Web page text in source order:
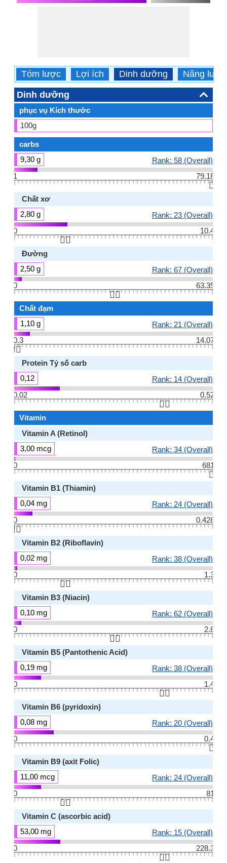
Tóm lược Lợi ích Dinh dưỡng Năng
Dinh dưỡng
phục vụ Kích thước
100g
carbs
9,30 g
Rank: 58 (Overall)
1
79.18
👆🏻
Chất xơ
2,80 g
Rank: 23 (Overall)
0
10.4
👆🏻
Đường
2,50 g
Rank: 67 (Overall)
0
63.35
👆🏻
Chất đạm
1,10 g
Rank: 21 (Overall)
0.3
14.07
👆🏻
Protein Tỷ số carb
0,12
Rank: 14 (Overall)
0.02
0.52
👆🏻
Vitamin
Vitamin A (Retinol)
3,00 mcg
Rank: 34 (Overall)
0
681
👆🏻
Vitamin B1 (Thiamin)
0,04 mg
Rank: 24 (Overall)
0
0.428
👆🏻
Vitamin B2 (Riboflavin)
0,02 mg
Rank: 38 (Overall)
0
1.3
👆🏻
Vitamin B3 (Niacin)
0,10 mg
Rank: 62 (Overall)
0
2.8
👆🏻
Vitamin B5 (Pantothenic Acid)
0,19 mg
Rank: 38 (Overall)
0
1.4
👆🏻
Vitamin B6 (pyridoxin)
0,08 mg
Rank: 20 (Overall)
0
0.4
👆🏻
Vitamin B9 (axit Folic)
11,00 mcg
Rank: 24 (Overall)
0
81
👆🏻
Vitamin C (ascorbic acid)
53,00 mg
Rank: 15 (Overall)
0
228.3
👆🏻